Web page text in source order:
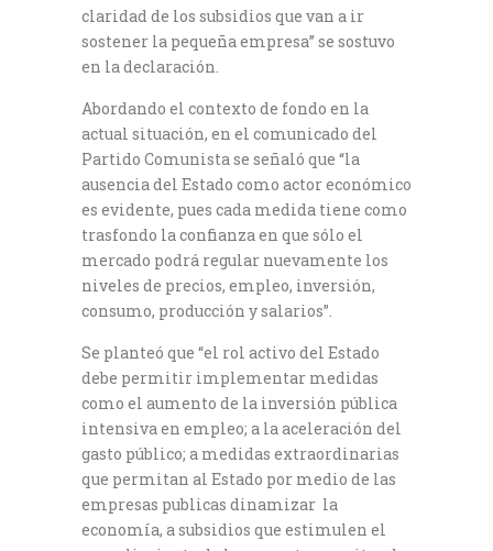
claridad de los subsidios que van a ir
sostener la pequeña empresa” se sostuvo
en la declaración.
Abordando el contexto de fondo en la
actual situación, en el comunicado del
Partido Comunista se señaló que “la
ausencia del Estado como actor económico
es evidente, pues cada medida tiene como
trasfondo la confianza en que sólo el
mercado podrá regular nuevamente los
niveles de precios, empleo, inversión,
consumo, producción y salarios”.
Se planteó que “el rol activo del Estado
debe permitir implementar medidas
como el aumento de la inversión pública
intensiva en empleo; a la aceleración del
gasto público; a medidas extraordinarias
que permitan al Estado por medio de las
empresas publicas dinamizar la
economía, a subsidios que estimulen el